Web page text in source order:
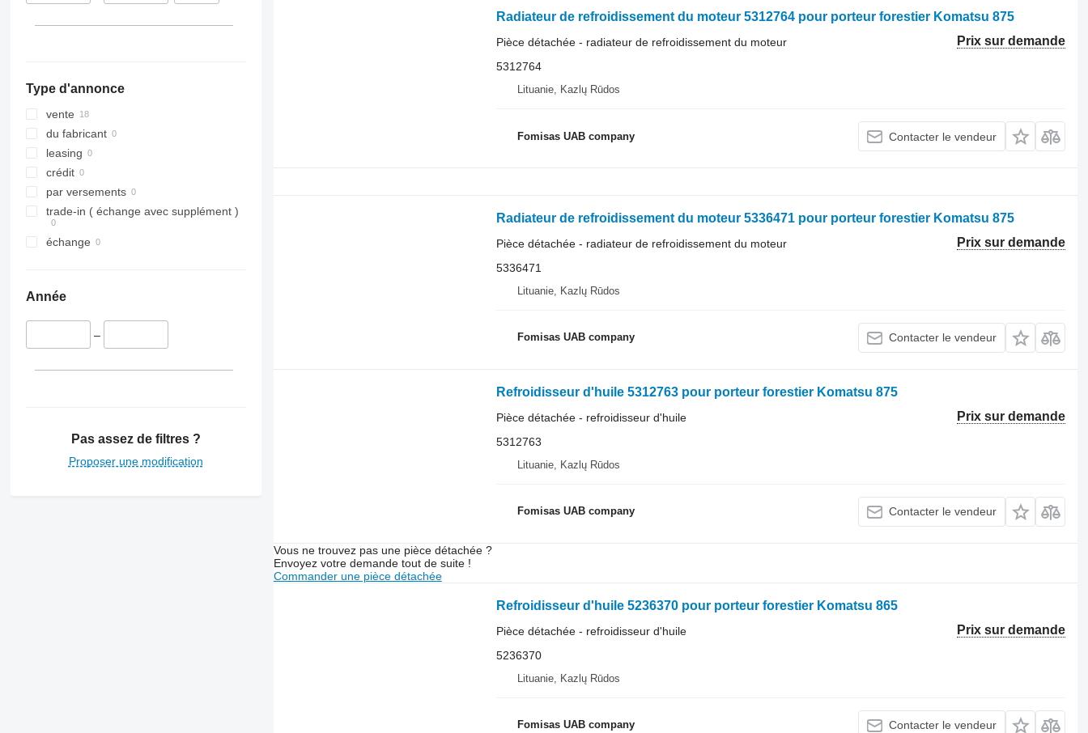
Type d'annonce
vente
du fabricant
leasing
crédit
par versements
trade-in ( échange avec supplément )
échange
Année
–
Pas assez de filtres ?
Proposer une modification
Radiateur de refroidissement du moteur 5312764 pour porteur forestier Komatsu 875
Prix sur demande
Pièce détachée - radiateur de refroidissement du moteur
5312764
Lituanie, Kazlų Rūdos
Fomisas UAB company Contacter le vendeur
Radiateur de refroidissement du moteur 5336471 pour porteur forestier Komatsu 875
Prix sur demande
Pièce détachée - radiateur de refroidissement du moteur
5336471
Lituanie, Kazlų Rūdos
Fomisas UAB company Contacter le vendeur
Refroidisseur d'huile 5312763 pour porteur forestier Komatsu 875
Prix sur demande
Pièce détachée - refroidisseur d'huile
5312763
Lituanie, Kazlų Rūdos
Fomisas UAB company Contacter le vendeur
Vous ne trouvez pas une pièce détachée ?
Envoyez votre demande tout de suite !
Commander une pièce détachée
Refroidisseur d'huile 5236370 pour porteur forestier Komatsu 865
Prix sur demande
Pièce détachée - refroidisseur d'huile
5236370
Lituanie, Kazlų Rūdos
Fomisas UAB company Contacter le vendeur